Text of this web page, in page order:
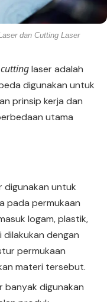
dan Cutting Laser
cuttinglaser adalah
digunakan untuk
prinsip kerja dan
utama
digunakan untuk
pada permukaan
logam, plastik,
dilakukan dengan
permukaan
materi tersebut.
banyak digunakan